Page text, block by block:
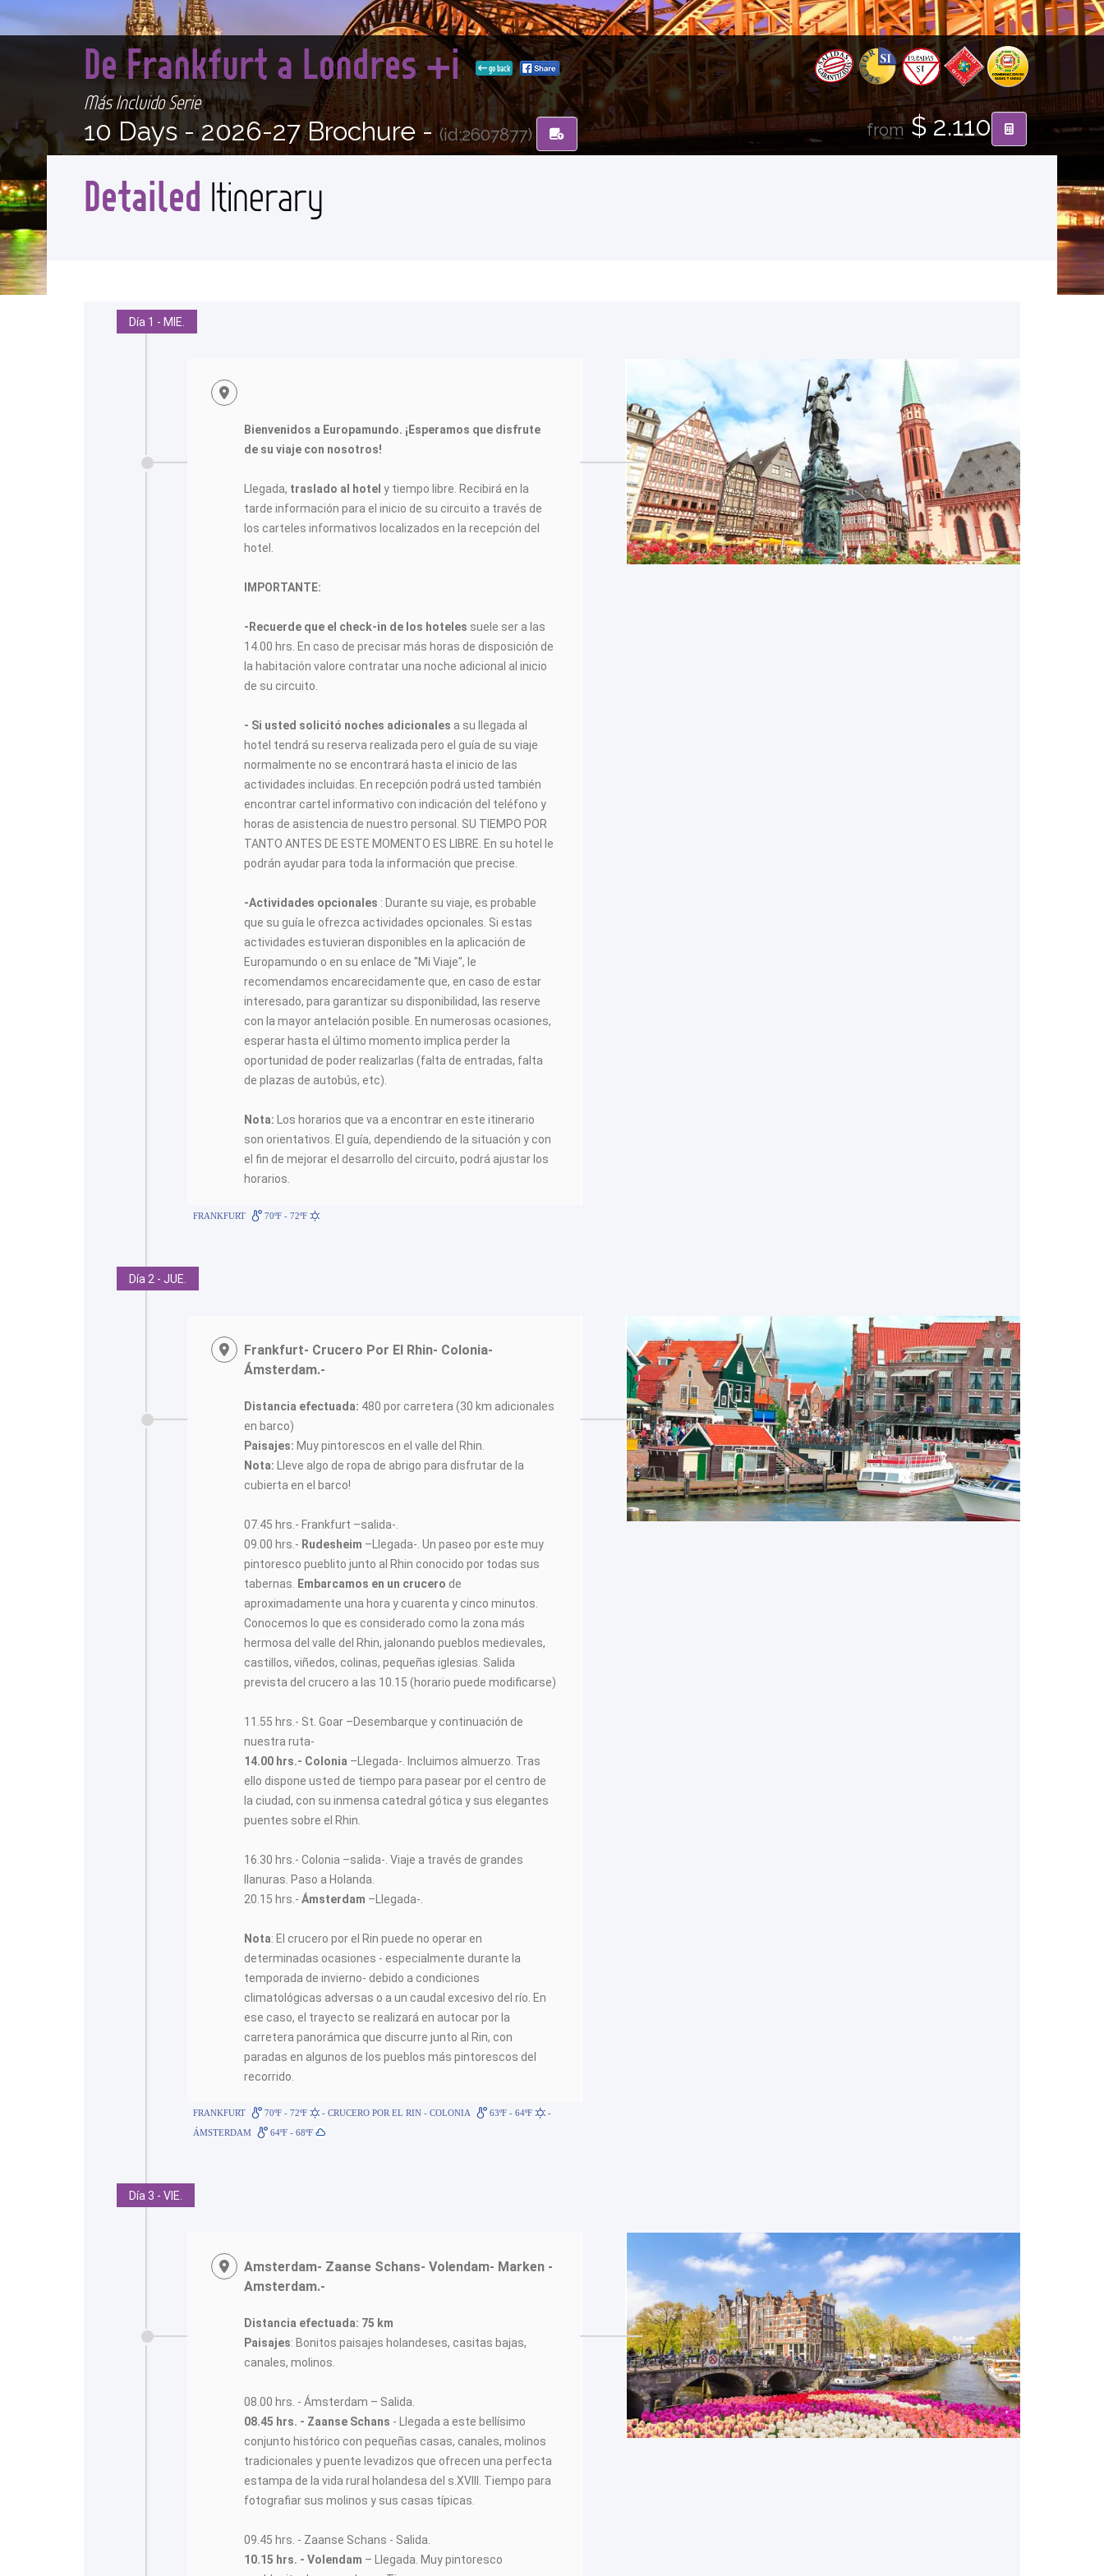
De Frankfurt a Londres +i go back
Más Incluido Serie
10 Days -2026-27 Brochure -(id:2607877) from$ 2.110
Detailed Itinerary
Día 1 - MIE.
Bienvenidos a Europamundo. ¡Esperamos que disfrute
de su viaje con nosotros!
Llegada, traslado al hotely tiempo libre. Recibirá en la
tarde información para el inicio de su circuito a través de
los carteles informativos localizados en la recepción del
hotel.
IMPORTANTE:
-Recuerde que el check-in de los hoteles suele ser a las
14.00 hrs. En caso de precisar más horas de disposición de
la habitación valore contratar una noche adicional al inicio
de su circuito.
- Si usted solicitó noches adicionales a su llegada al
hotel tendrá su reserva realizada pero el guía de su viaje
normalmente no se encontrará hasta el inicio de las
actividades incluidas. En recepción podrá usted también
encontrar cartel informativo con indicación del teléfono y
horas de asistencia de nuestro personal. SU TIEMPO POR
TANTO ANTES DE ESTE MOMENTO ES LIBRE. En su hotel le
podrán ayudar para toda la información que precise.
-Actividades opcionales : Durante su viaje, es probable
que su guía le ofrezca actividades opcionales. Si estas
actividades estuvieran disponibles en la aplicación de
Europamundo o en su enlace de "Mi Viaje", le
recomendamos encarecidamente que, en caso de estar
interesado, para garantizar su disponibilidad, las reserve
con la mayor antelación posible. En numerosas ocasiones,
esperar hasta el último momento implica perder la
oportunidad de poder realizarlas (falta de entradas, falta
de plazas de autobús, etc).
Nota: Los horarios que va a encontrar en este itinerario
son orientativos. El guía, dependiendo de la situación y con
el fin de mejorar el desarrollo del circuito, podrá ajustar los
horarios.
FRANKFURT 70ºF - 72ºF
Día 2 - JUE.
Frankfurt- Crucero Por El Rhin- Colonia-
Ámsterdam.-
Distancia efectuada: 480 por carretera (30 km adicionales
en barco)
Paisajes: Muy pintorescos en el valle del Rhin.
Nota: Lleve algo de ropa de abrigo para disfrutar de la
cubierta en el barco!
07.45 hrs.- Frankfurt –salida-.
09.00 hrs.- Rudesheim –Llegada-. Un paseo por este muy
pintoresco pueblito junto al Rhin conocido por todas sus
tabernas.
Embarcamos en un crucero de
aproximadamente una hora y cuarenta y cinco minutos.
Conocemos lo que es considerado como la zona más
hermosa del valle del Rhin, jalonando pueblos medievales,
castillos, viñedos, colinas, pequeñas iglesias. Salida
prevista del crucero a las 10.15 (horario puede modificarse)
11.55 hrs.- St. Goar –Desembarque y continuación de
nuestra ruta-
14.00 hrs.- Colonia –Llegada-. Incluimos almuerzo. Tras
ello dispone usted de tiempo para pasear por el centro de
la ciudad, con su inmensa catedral gótica y sus elegantes
puentes sobre el Rhin.
16.30 hrs.- Colonia –salida-. Viaje a través de grandes
llanuras. Paso a Holanda.
20.15 hrs.-Ámsterdam –Llegada-.
Nota: El crucero por el Rin puede no operar en
determinadas ocasiones - especialmente durante la
temporada de invierno- debido a condiciones
climatológicas adversas o a un caudal excesivo del río. En
ese caso, el trayecto se realizará en autocar por la
carretera panorámica que discurre junto al Rin, con
paradas en algunos de los pueblos más pintorescos del
recorrido.
FRANKFURT 70ºF - 72ºF - CRUCERO POR EL RIN - COLONIA 63ºF - 64ºF
-
ÁMSTERDAM
64ºF - 68ºF
Día 3 - VIE.
Amsterdam- Zaanse Schans- Volendam- Marken -
Amsterdam.-
Distancia efectuada: 75 km
Paisajes: Bonitos paisajes holandeses, casitas bajas,
canales, molinos.
08.00 hrs. - Ámsterdam – Salida.
08.45 hrs. - Zaanse Schans - Llegada a este bellísimo
conjunto histórico con pequeñas casas, canales, molinos
tradicionales y puente levadizos que ofrecen una perfecta
estampa de la vida rural holandesa del s.XVIII. Tiempo para
fotografiar sus molinos y sus casas típicas.
09.45 hrs. - Zaanse Schans - Salida.
10.15 hrs. - Volendam – Llegada. Muy pintoresco